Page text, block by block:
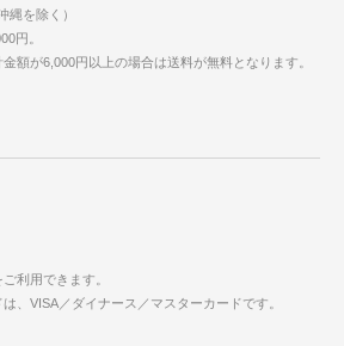
縄を除く）
円。
額が6,000円以上の場合は送料が無料となります。
利用できます。
、VISA／ダイナース／マスターカードです。